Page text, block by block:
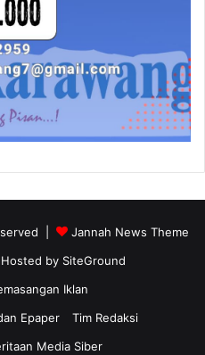
|
Jannah News Theme
Hosted by SiteGround
Iklan
Epaper
Tim Redaksi
Media Siber